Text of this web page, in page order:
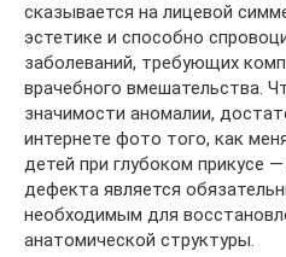
сказывается на лицевой
эстетике и способно
заболеваний, требующих
врачебного вмешательства.
значимости аномалии,
интернете фото того, как
детей при глубоком прикусе
дефекта является
необходимым для
анатомической структуры.